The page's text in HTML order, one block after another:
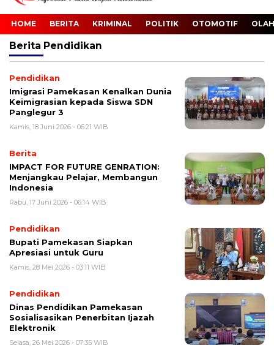
HOME BERITA KRIMINAL POLITIK OTOMOTIF
Berita Pendidikan
Pendidikan
Imigrasi Pamekasan Kenalkan Dunia
Keimigrasian kepada Siswa SDN
Panglegur 3
Kamis, 18 Juni 2026 - 06:21 WIB
Berita
IMPACT FOR FUTURE GENRATION:
Menjangkau Pelajar, Membangun
Indonesia
Rabu, 17 Juni 2026 - 06:14 WIB
Pendidikan
Bupati Pamekasan Siapkan
Apresiasi untuk Guru
Kamis, 28 Mei 2026 - 03:11 WIB
Pendidikan
Dinas Pendidikan Pamekasan
Sosialisasikan Penerbitan Ijazah
Elektronik
Selasa, 26 Mei 2026 - 07:35 WIB